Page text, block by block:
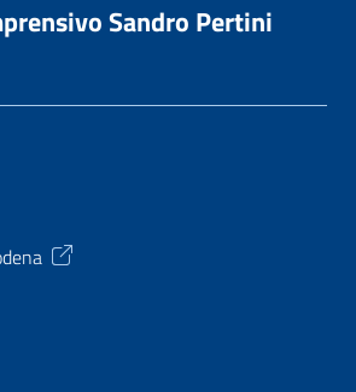
Sandro Pertini